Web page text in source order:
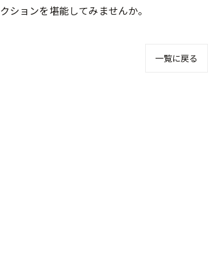
ションを堪能してみませんか。
一覧に戻る